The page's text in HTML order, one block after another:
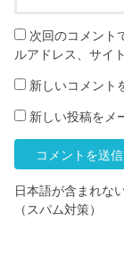
次回のコメント
ルアドレス、サイ
新しいコメント
新しい投稿をメ
日本語が含まれな
（スパム対策）